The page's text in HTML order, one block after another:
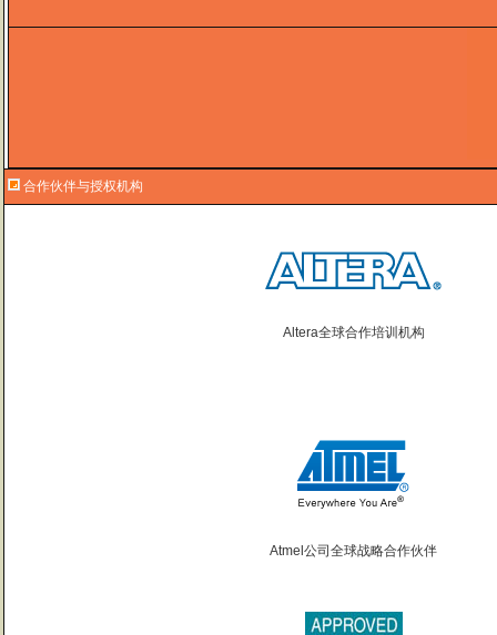
合作伙伴与授权机构
Altera全球合作培训机构
Atmel公司全球战略合作伙伴